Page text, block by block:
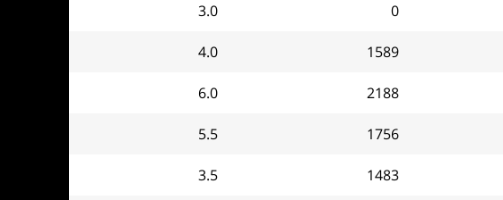
0
3.0
1589
4.0
2188
6.0
1756
5.5
1483
3.5